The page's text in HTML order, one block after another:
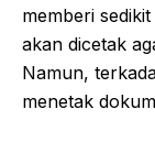
memberi
akan dicetak
Namun,
menetak